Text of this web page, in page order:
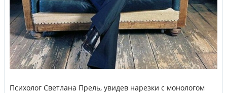
Психолог Светлана Прель, увидев нарезки с монологом